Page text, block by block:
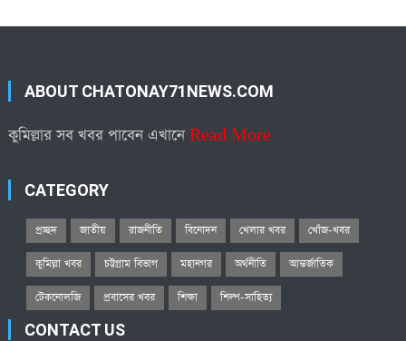
ABOUT CHATONAY71NEWS.COM
কুমিল্লার সব খবর পাবেন এখানেRead More
CATEGORY
প্রচ্ছদ জাতীয় রাজনীতি বিনোদন খেলার খবর খোঁজ-খবর
কুমিল্লা খবর চট্টগ্রাম বিভাগ মহানগর অর্থনীতি আন্তর্জাতিক
টেকনোলজি প্রবাসের খবর শিক্ষা শিল্প-সাহিত্য
CONTACT US